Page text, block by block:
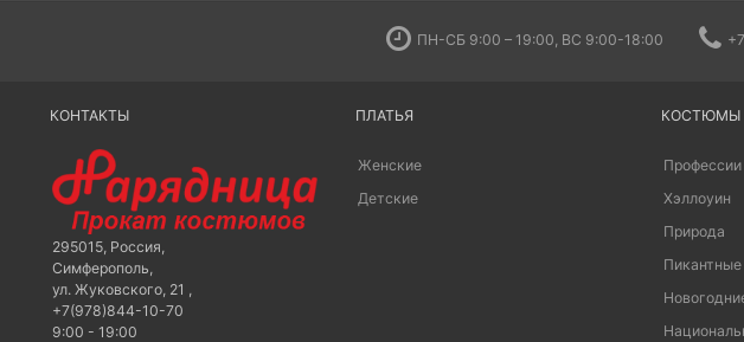
ПН-СБ 9:00 – 19:00, ВС 9:00-18:00
КОНТАКТЫ
295015 Россия
Симферополь
ул. Жуковского, 21
+7(978)844-10-70
9:00 - 19:00
ПЛАТЬЯ
Женские
Детские
КОСТЮМЫ
Профессии
Хэллоуин
Природа
Пикантные